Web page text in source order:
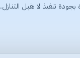
تنفيذ لا تقبل التنازل.